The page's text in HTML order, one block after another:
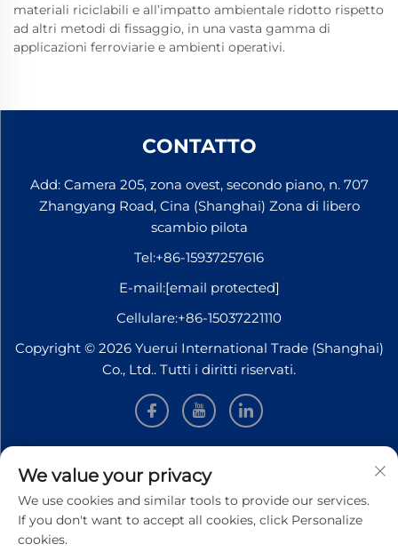
materiali riciclabili e all’impatto ambientale ridotto rispetto
ad altri metodi di fissaggio, in una vasta gamma di
applicazioni ferroviarie e ambienti operativi.
CONTATTO
Add: Camera 205, zona ovest, secondo piano, n. 707
Zhangyang Road, Cina (Shanghai) Zona di libero
scambio pilota
Tel:+86-15937257616
E-mail:[email protected]
Cellulare:+86-15037221110
Copyright © 2026 Yuerui International Trade (Shanghai)
Co., Ltd.. Tutti i diritti riservati.
INFORMAZIONI
Iscriviti per ricevere la nostra newsletter settimanale
We value your privacy
We use cookies and similar tools to provide our services.
If you don't want to accept all cookies, click Personalize
cookies.